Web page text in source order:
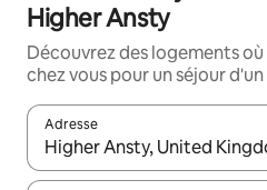
Higher Ansty
Découvrez des logements
chez vous pour un séjour
Adresse
Lorsque les résultats